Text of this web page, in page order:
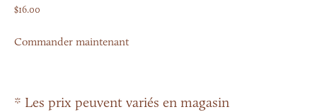
$16.00
Commander maintenant
* Les prix peuvent variés en magasin